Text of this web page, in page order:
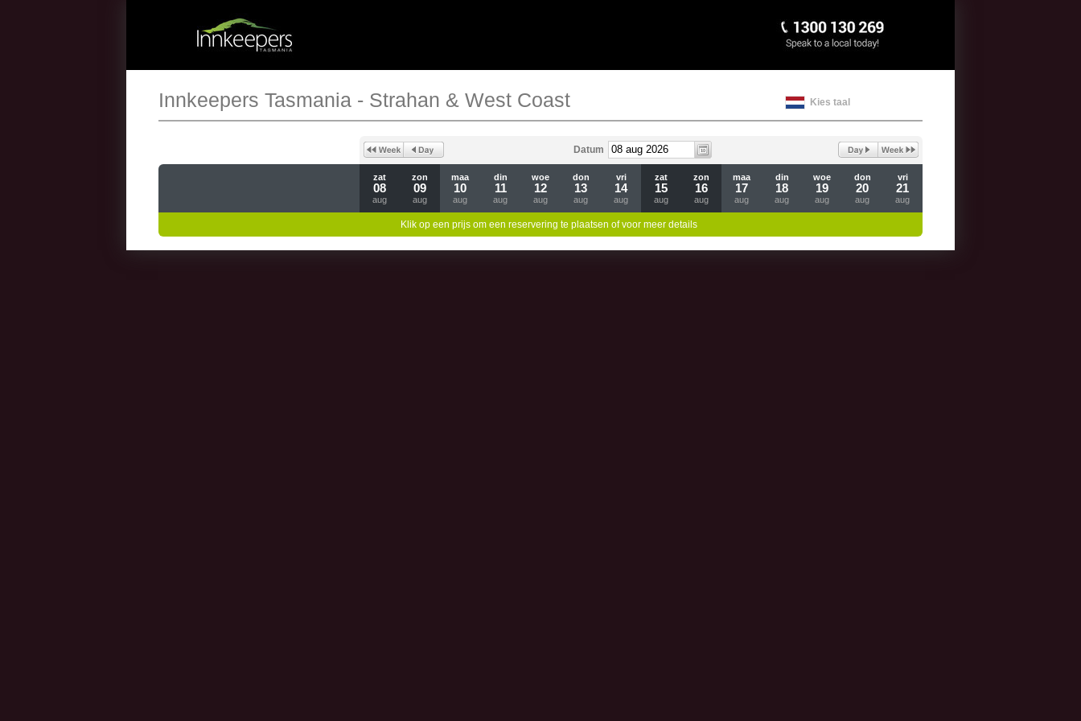
Kies taal
Innkeepers Tasmania - Strahan & West Coast
Datum
zat
08
aug
zon
09
aug
maa
10
aug
din
11
aug
woe
12
aug
don
13
aug
vri
14
aug
zat
15
aug
zon
16
aug
maa
17
aug
din
18
aug
woe
19
aug
don
20
aug
vri
21
aug
Klik op een prijs om een reservering te plaatsen of voor meer details